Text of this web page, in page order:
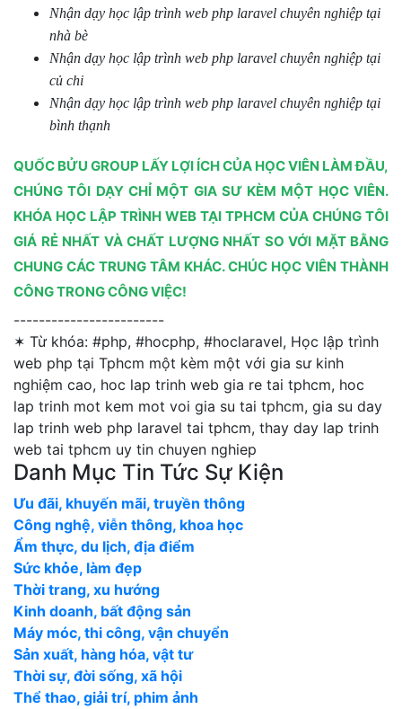
Nhận dạy học lập trình web php laravel chuyên nghiệp tại
nhà bè
Nhận dạy học lập trình web php laravel chuyên nghiệp tại
củ chi
Nhận dạy học lập trình web php laravel chuyên nghiệp tại
bình thạnh
QUỐC BỬU GROUP LẤY LỢI ÍCH CỦA HỌC VIÊN LÀM ĐẦU,
CHÚNG TÔI DẠY CHỈ MỘT GIA SƯ KÈM MỘT HỌC VIÊN.
KHÓA HỌC LẬP TRÌNH WEB TẠI TPHCM CỦA CHÚNG TÔI
GIÁ RẺ NHẤT VÀ CHẤT LƯỢNG NHẤT SO VỚI MẶT BẰNG
CHUNG CÁC TRUNG TÂM KHÁC. CHÚC HỌC VIÊN THÀNH
CÔNG TRONG CÔNG VIỆC!
------------------------
✶ Từ khóa: #php, #hocphp, #hoclaravel, Học lập trình
web php tại Tphcm một kèm một với gia sư kinh
nghiệm cao, hoc lap trinh web gia re tai tphcm, hoc
lap trinh mot kem mot voi gia su tai tphcm, gia su day
lap trinh web php laravel tai tphcm, thay day lap trinh
web tai tphcm uy tin chuyen nghiep
Danh Mục Tin Tức Sự Kiện
Ưu đãi, khuyến mãi, truyền thông
Công nghệ, viễn thông, khoa học
Ẩm thực, du lịch, địa điểm
Sức khỏe, làm đẹp
Thời trang, xu hướng
Kinh doanh, bất động sản
Máy móc, thi công, vận chuyển
Sản xuất, hàng hóa, vật tư
Thời sự, đời sống, xã hội
Thể thao, giải trí, phim ảnh